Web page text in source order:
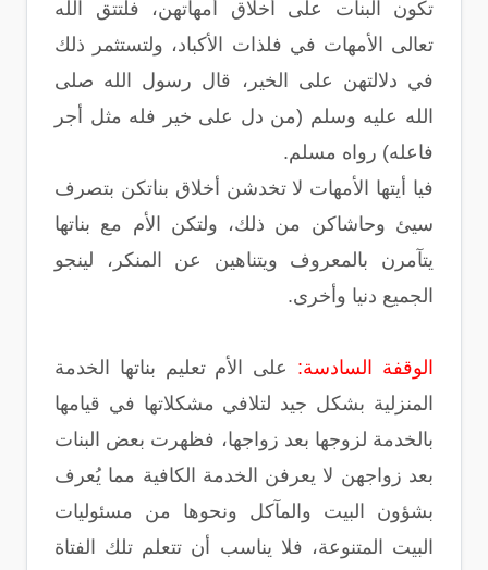
تكون البنات على أخلاق أمهاتهن، فلتتق الله
تعالى الأمهات في فلذات الأكباد، ولتستثمر ذلك
في دلالتهن على الخير، قال رسول الله صلى
الله عليه وسلم (من دل على خير فله مثل أجر
فاعله) رواه مسلم.
فيا أيتها الأمهات لا تخدشن أخلاق بناتكن بتصرف
سيئ وحاشاكن من ذلك، ولتكن الأم مع بناتها
يتآمرن بالمعروف ويتناهين عن المنكر، لينجو
الجميع دنيا وأخرى.
الوقفة السادسة: على الأم تعليم بناتها الخدمة
المنزلية بشكل جيد لتلافي مشكلاتها في قيامها
بالخدمة لزوجها بعد زواجها، فظهرت بعض البنات
بعد زواجهن لا يعرفن الخدمة الكافية مما يُعرف
بشؤون البيت والمآكل ونحوها من مسئوليات
البيت المتنوعة، فلا يناسب أن تتعلم تلك الفتاة